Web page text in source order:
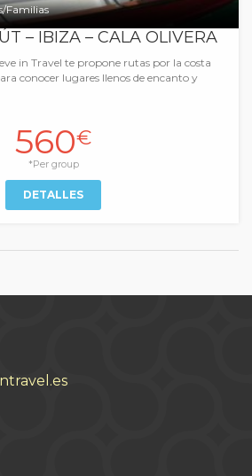
Familias
– IBIZA – CALA OLIVERA
in Travel te propone rutas por la costa
conocer lugares llenos de encanto y
560€
*Per group
DETALLES